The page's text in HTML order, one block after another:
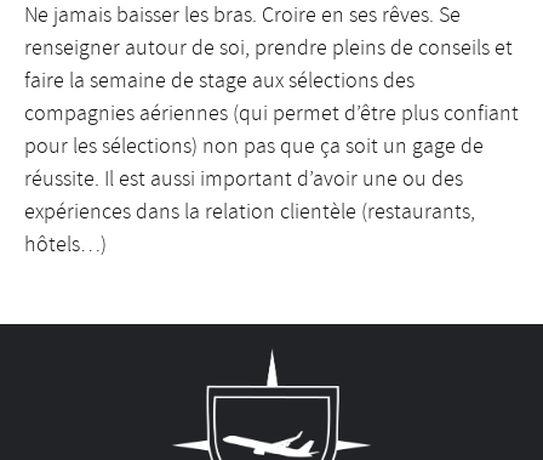
Ne jamais baisser les bras. Croire en ses rêves. Se
renseigner autour de soi, prendre pleins de conseils et
faire la semaine de stage aux sélections des
compagnies aériennes (qui permet d’être plus confiant
pour les sélections) non pas que ça soit un gage de
réussite. Il est aussi important d’avoir une ou des
expériences dans la relation clientèle (restaurants,
hôtels…)